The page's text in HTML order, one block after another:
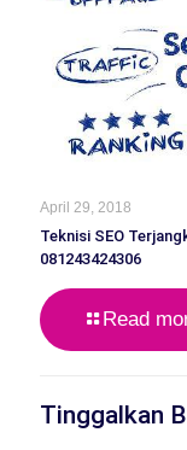
April 29, 2018
Teknisi SEO
081243424306
Read
Tinggalkan